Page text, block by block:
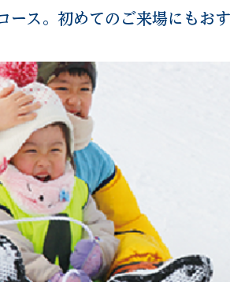
ス。初めてのご来場にもおす